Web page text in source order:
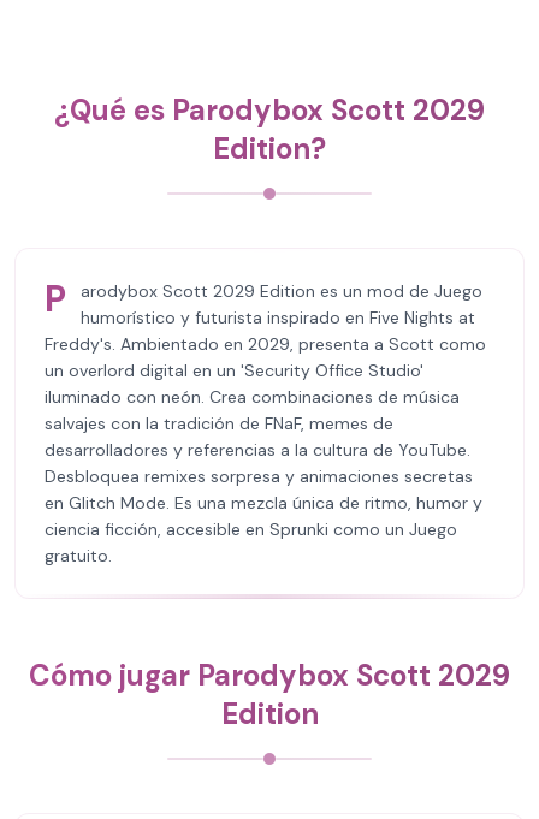
¿Qué es Parodybox Scott 2029
Edition?
P
arodybox Scott 2029 Edition es un mod de Juego
humorístico y futurista inspirado en Five Nights at
Freddy's. Ambientado en 2029, presenta a Scott como
un overlord digital en un 'Security Office Studio'
iluminado con neón. Crea combinaciones de música
salvajes con la tradición de FNaF, memes de
desarrolladores y referencias a la cultura de YouTube.
Desbloquea remixes sorpresa y animaciones secretas
en Glitch Mode. Es una mezcla única de ritmo, humor y
ciencia ficción, accesible en Sprunki como un Juego
gratuito.
Cómo jugar Parodybox Scott 2029
Edition